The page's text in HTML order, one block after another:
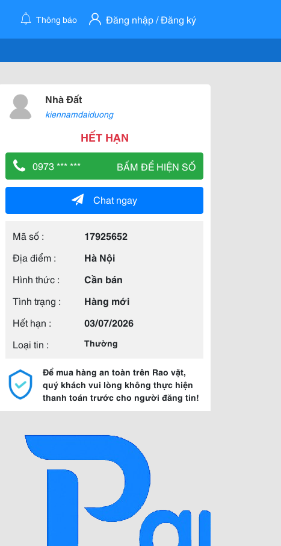
Thông báo Đăng nhập / Đăng ký
Nhà Đất
kiennamdaiduong
HẾT HẠN
0973 *** *** BẤM ĐỂ HIỆN SỐ
Chat ngay
Mã số :
17925652
Địa điểm :
Hà Nội
Hình thức :
Cần bán
Tình trạng :
Hàng mới
Hết hạn :
03/07/2026
Loại tin :
Thường
Để mua hàng an toàn trên Rao vặt,
quý khách vui lòng không thực hiện
thanh toán trước cho người đăng tin!